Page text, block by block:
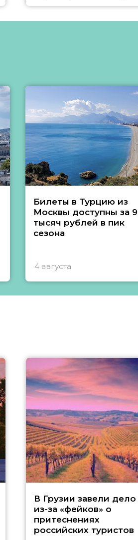
Билеты в Турцию из
Москвы доступны за 9
тысяч рублей в пик
сезона
4 августа
В Грузии завели дело
из-за «фейков» о
притеснениях
российских туристов